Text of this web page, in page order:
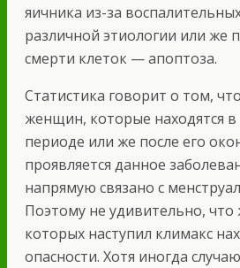
яичника из-за
различной этиологии или же
смерти клеток — апоптоза.
Статистика говорит о том,
женщин, которые находятся
периоде или же после его
проявляется данное
напрямую связано с
Поэтому не удивительно,
которых наступил климакс
опасности. Хотя иногда